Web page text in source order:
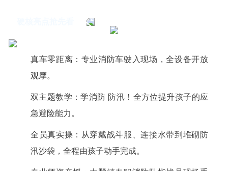
真车零距离：专业消防车驶入现场，全设备开放
观摩。
双主题教学：学消防 防汛！全方位提升孩子的应
急避险能力。
全员真实操：从穿戴战斗服、连接水带到堆砌防
汛沙袋，全程由孩子动手完成。